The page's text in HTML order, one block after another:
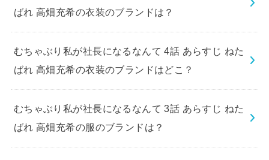
ばれ 高畑充希の衣装のブランドは？
むちゃぶり私が社長になるなんて 4話 あらすじ ねた
ばれ 高畑充希の衣装のブランドはどこ？
むちゃぶり私が社長になるなんて 3話 あらすじ ねた
ばれ 高畑充希の服のブランドは？